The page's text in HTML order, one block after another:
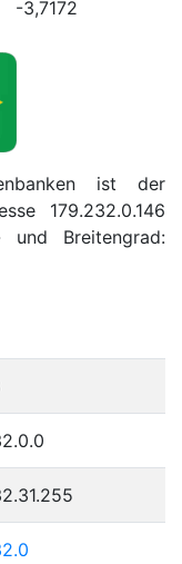
-3,7172
ist der
179.232.0.146
und Breitengrad: